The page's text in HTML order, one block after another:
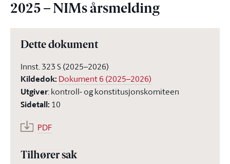
2025 – NIMs årsmelding
Dette dokument
Innst. 323 S (2025–2026)
Kildedok: Dokument 6 (2025–2026)
Utgiver:kontroll- og konstitusjonskomiteen
Sidetall: 10
PDF
Tilhører sak